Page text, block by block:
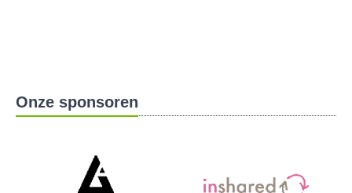
Onze sponsoren